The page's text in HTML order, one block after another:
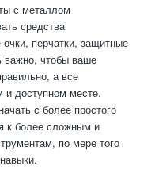
с металлом
средства
перчатки, защитные
важно, чтобы ваше
а все
и доступном месте.
с более простого
к более сложным и
по мере того